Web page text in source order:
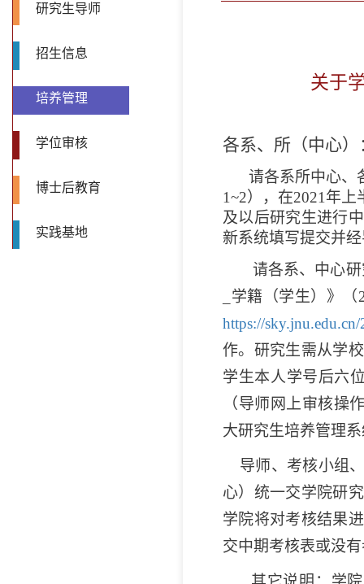
研究生导师
招生信息
培养管理
学位审核
博士后教育
实践基地
关于
各系、所（中心）
请各系所中心、
1~2）， 在2021 年上
及以后研究生进行
新系统填写提交并
请各系、中心
学籍（学生）》（
https://
作。研究生需从学
学生本人学号后六
（导师网上审核操
大研究生培养管理
导师、考核小组
心）统一交学院研
学院将对考核结果
交中期考核表或没